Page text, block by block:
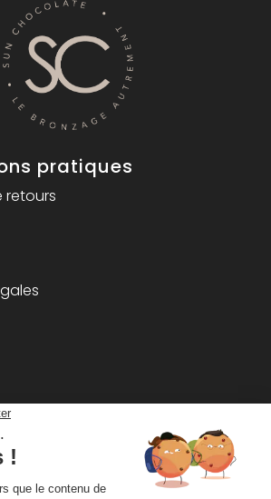
pratiques
retours
à notre newsletter pour
bons plans et